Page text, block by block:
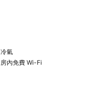
冷氣
房內免費 Wi-Fi